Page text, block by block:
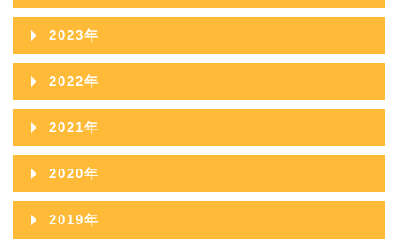
2026年06月
2026年05月
2026年04月
2026年03月
2026年02月
2026年01月
2025年11月
2025年10月
2025年09月
2025年08月
2025年07月
2025年06月
2024年12月
2024年11月
2024年10月
2024年09月
2024年08月
2024年07月
2023年
2023年12月
2023年11月
2023年10月
2023年09月
2023年08月
2022年
2022年12月
2022年11月
2022年10月
2022年09月
2021年
2021年12月
2021年11月
2021年10月
2020年
2020年12月
2019年